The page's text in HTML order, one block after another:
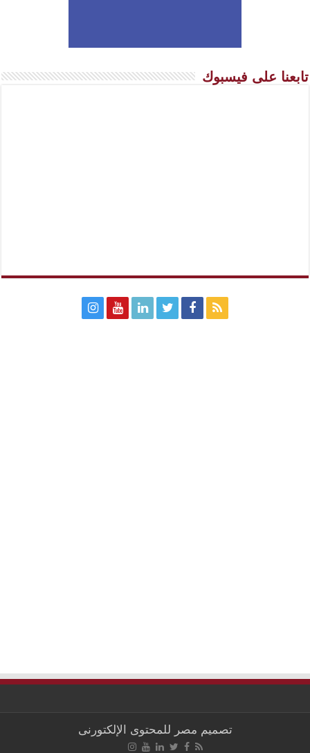
تابعنا على فيسبوك
تصميم مصر للمحتوى الإلكتورنى